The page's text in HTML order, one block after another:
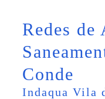
Redes de
Conde
Indaqua Vila